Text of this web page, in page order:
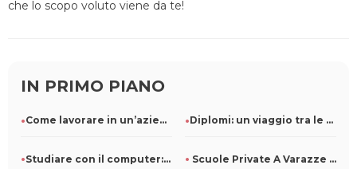
che lo scopo voluto viene da te!
IN PRIMO PIANO
Come lavorare in un’azienda di pulizie: ruoli e competenze r Diplomi: un viaggio tra le diverse specializzazioni
Studiare con il computer: come usarlo al meglio Scuole Private A Varazze Per Tutti